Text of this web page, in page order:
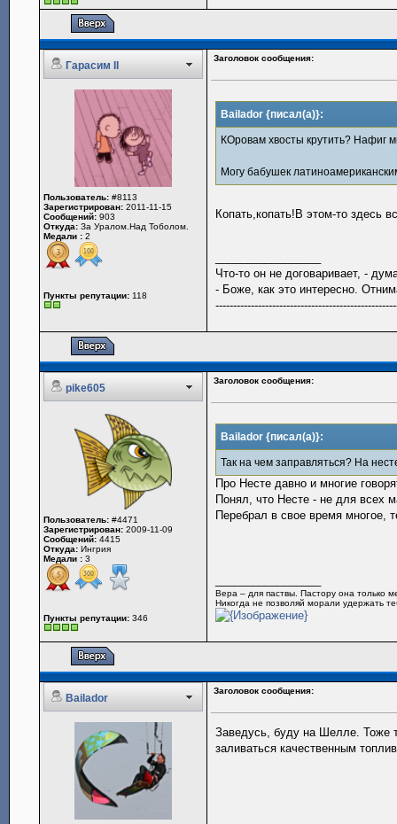
Гарасим II
Заголовок сообщения:
Пользователь: #8113
Зарегистрирован: 2011-11-15
Сообщений: 903
Откуда: За Уралом.Над Тоболом.
Медали : 2
Пункты репутации: 118
Bailador {писал(а)}:
КОровам хвосты крутить? Нафиг
Могу бабушек
Копать,копать!В этом-то здесь
Что-то он не договаривает, -
- Боже, как это интересно.
pike605
Заголовок сообщения:
Пользователь: #4471
Зарегистрирован: 2009-11-09
Сообщений: 4415
Откуда: Ингрия
Медали : 3
Пункты репутации: 346
Bailador {писал(а)}:
Так на чем заправляться? На
Про Несте давно и многие
Понял, что Несте - не для всех
Перебрал в свое время многое,
Вера – для паствы. Пастору она только
Никогда не позволяй морали удержать
Bailador
Заголовок сообщения:
Заведусь, буду на Шелле. Тоже
заливаться качественным